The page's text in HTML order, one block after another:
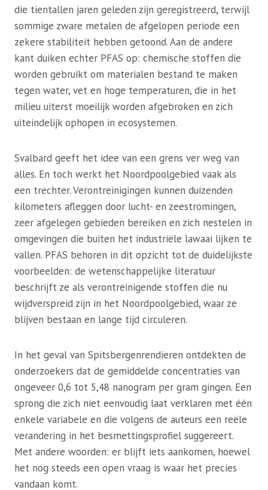
die tientallen jaren geleden zijn geregistreerd, terwijl
sommige zware metalen de afgelopen periode een
zekere stabiliteit hebben getoond. Aan de andere
kant duiken echter PFAS op: chemische stoffen die
worden gebruikt om materialen bestand te maken
tegen water, vet en hoge temperaturen, die in het
milieu uiterst moeilijk worden afgebroken en zich
uiteindelijk ophopen in ecosystemen.
Svalbard geeft het idee van een grens ver weg van
alles. En toch werkt het Noordpoolgebied vaak als
een trechter. Verontreinigingen kunnen duizenden
kilometers afleggen door lucht- en zeestromingen,
zeer afgelegen gebieden bereiken en zich nestelen in
omgevingen die buiten het industriële lawaai lijken te
vallen. PFAS behoren in dit opzicht tot de duidelijkste
voorbeelden: de wetenschappelijke literatuur
beschrijft ze als verontreinigende stoffen die nu
wijdverspreid zijn in het Noordpoolgebied, waar ze
blijven bestaan ​​en lange tijd circuleren.
In het geval van Spitsbergenrendieren ontdekten de
onderzoekers dat de gemiddelde concentraties van
ongeveer 0,6 tot 5,48 nanogram per gram gingen. Een
sprong die zich niet eenvoudig laat verklaren met één
enkele variabele en die volgens de auteurs een reële
verandering in het besmettingsprofiel suggereert.
Met andere woorden: er blijft iets aankomen, hoewel
het nog steeds een open vraag is waar het precies
vandaan komt.